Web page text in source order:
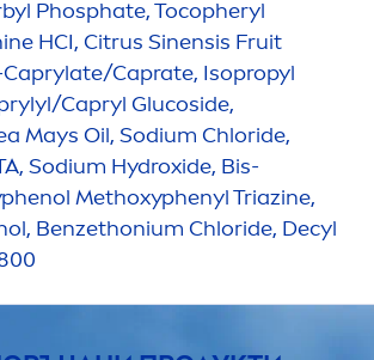
Phosphate, Tocopheryl
HCI, Citrus Sinensis Fruit
Caprate, Isopropyl
Capryl Glucoside,
Mays Oil, Sodium Chloride,
Sodium Hydroxide, Bis-
Methoxyphenyl Triazine,
Benzethonium Chloride, Decyl